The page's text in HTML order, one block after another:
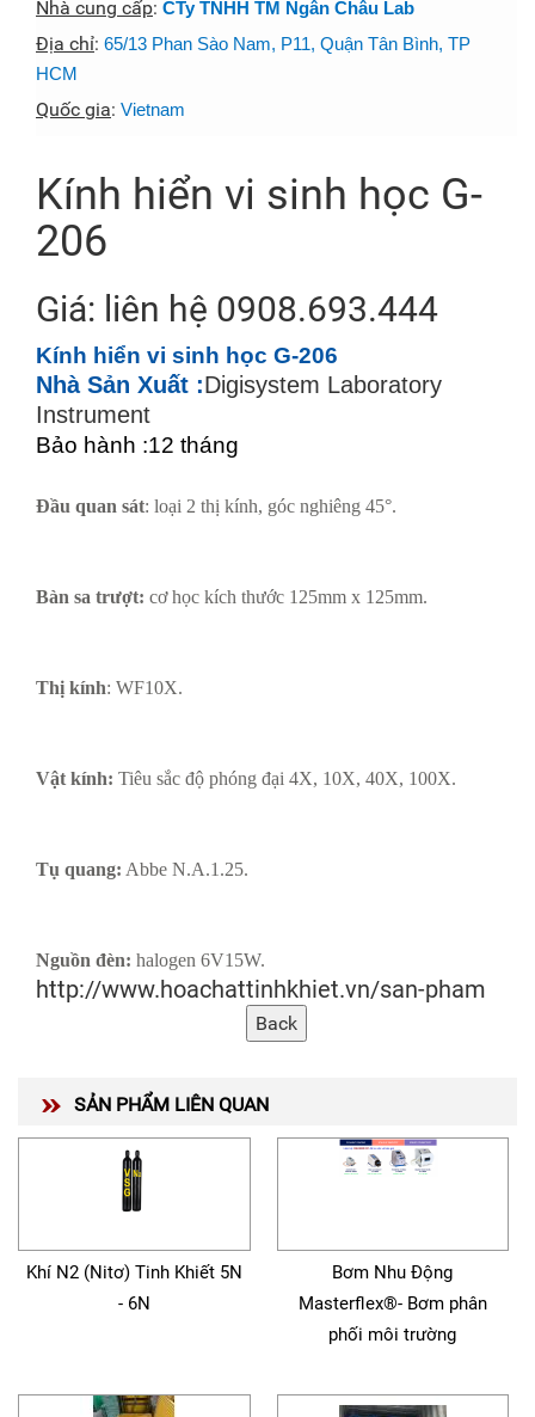
Nhà cung cấp: CTy TNHH TM Ngân Châu Lab
Địa chỉ: 65/13 Phan Sào Nam, P11, Quận Tân Bình, TP
HCM
Quốc gia: Vietnam
Kính hiển vi sinh học G-
206
Giá: liên hệ 0908.693.444
Kính hiển vi sinh học G-206
Nhà Sản Xuất :Digisystem Laboratory
Instrument
Bảo hành :12 tháng
Đầu quan sát: loại 2 thị kính, góc nghiêng 45°.
Bàn sa trượt: cơ học kích thước 125mm x 125mm.
Thị kính: WF10X.
Vật kính: Tiêu sắc độ phóng đại 4X, 10X, 40X, 100X.
Tụ quang: Abbe N.A.1.25.
Nguồn đèn: halogen 6V15W.
http://www.hoachattinhkhiet.vn/san-pham
SẢN PHẨM LIÊN QUAN
Khí N2 (Nitơ) Tinh Khiết 5N
- 6N
Bơm Nhu Động
Masterflex®- Bơm phân
phối môi trường